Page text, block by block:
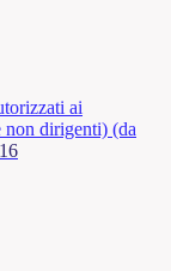
ai
dirigenti) (da
16